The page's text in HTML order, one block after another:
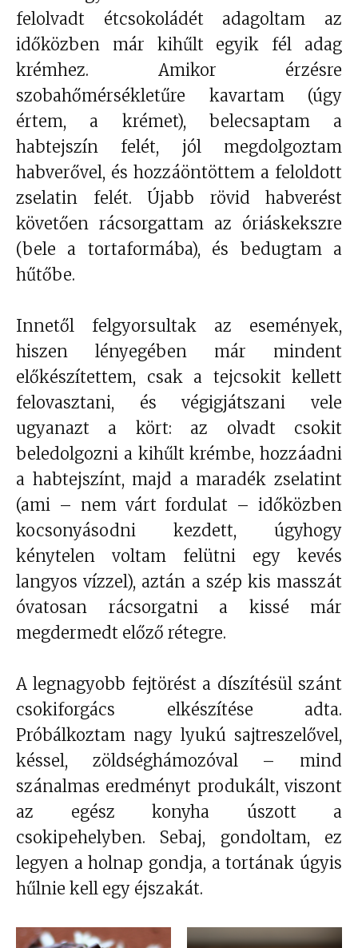
felolvadt étcsokoládét adagoltam az
időközben már kihűlt egyik fél adag
krémhez. Amikor érzésre
szobahőmérsékletűre kavartam (úgy
értem, a krémet), belecsaptam a
habtejszín felét, jól megdolgoztam
habverővel, és hozzáöntöttem a feloldott
zselatin felét. Újabb rövid habverést
követően rácsorgattam az óriáskekszre
(bele a tortaformába), és bedugtam a
hűtőbe.
Innetől felgyorsultak az események,
hiszen lényegében már mindent
előkészítettem, csak a tejcsokit kellett
felovasztani, és végigjátszani vele
ugyanazt a kört: az olvadt csokit
beledolgozni a kihűlt krémbe, hozzáadni
a habtejszínt, majd a maradék zselatint
(ami – nem várt fordulat – időközben
kocsonyásodni kezdett, úgyhogy
kénytelen voltam felütni egy kevés
langyos vízzel), aztán a szép kis masszát
óvatosan rácsorgatni a kissé már
megdermedt előző rétegre.
A legnagyobb fejtörést a díszítésül szánt
csokiforgács elkészítése adta.
Próbálkoztam nagy lyukú sajtreszelővel,
késsel, zöldséghámozóval – mind
szánalmas eredményt produkált, viszont
az egész konyha úszott a
csokipehelyben. Sebaj, gondoltam, ez
legyen a holnap gondja, a tortának úgyis
hűlnie kell egy éjszakát.